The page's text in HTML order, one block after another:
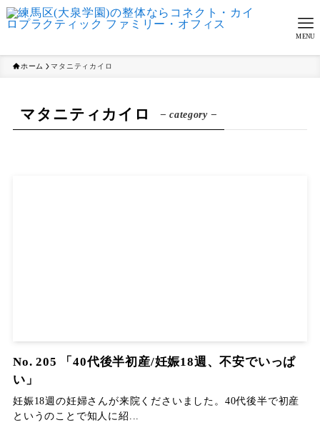
MENU
ホーム マタニティカイロ
マタニティカイロ – category –
No. 205 「40代後半初産/妊娠18週、不安でいっぱ
い」
妊娠18週の妊婦さんが来院くださいました。40代後半で初産
というのことで知人に紹...